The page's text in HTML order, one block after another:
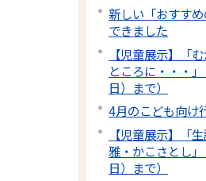
新しい「おすす
できました
【児童展示】「
ところに・・・
日）まで）
4月のこども向け
【児童展示】「
雅・かこさとし
日）まで）